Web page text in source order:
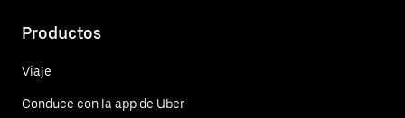
Productos
Viaje
Conduce con la app de Uber